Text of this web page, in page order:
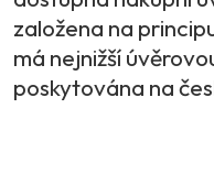
založena na
má nejnižší
poskytována na